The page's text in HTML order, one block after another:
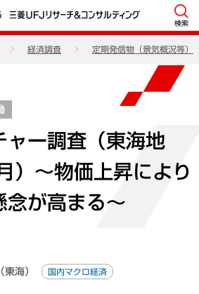
検索
経済調査 定期発信物（景気概況等）
ャー調査（東海地
）～物価上昇により
念が高まる～
海） 国内マクロ経済